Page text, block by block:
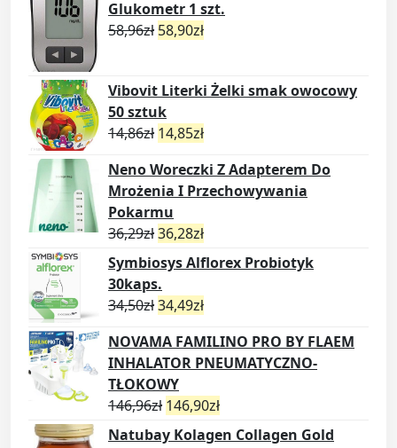
Glukometr 1 szt.
58,96zł 58,90zł
Vibovit Literki Żelki smak owocowy
50 sztuk
14,86zł 14,85zł
Neno Woreczki Z Adapterem Do
Mrożenia I Przechowywania
Pokarmu
36,29zł36,28zł
Symbiosys Alflorex Probiotyk
30kaps.
34,50zł34,49zł
NOVAMA FAMILINO PRO BY FLAEM
INHALATOR PNEUMATYCZNO-
TŁOKOWY
146,96zł 146,90zł
Natubay Kolagen Collagen Gold